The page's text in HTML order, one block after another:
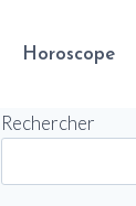
Horoscope
Rechercher